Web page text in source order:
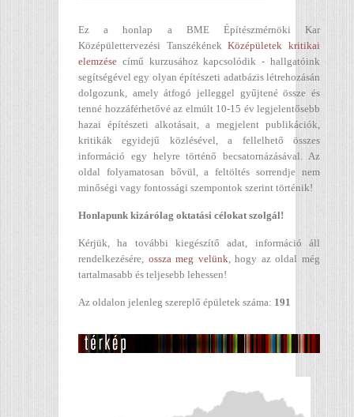
Ez a honlap a BME Építészmérnöki Kar
Középülettervezési TanszékénekKözépületek kritikai
elemzése című kurzusához kapcsolódik - hallgatóink
segítségével egy olyan építészeti adatbázis létrehozásán
dolgozunk, amely átfogó jelleggel gyűjtené össze és
tenné hozzáférhetővé az elmúlt 10-15 év legjelentősebb
hazai építészeti alkotásait, a megjelent publikációk,
kritikák egyidejű közlésével, a fellelhető összes
információ egy helyre történő becsatornázásával. Az
oldal folyamatosan bővül, a feltöltés sorrendje nem
minőségi vagy fontossági szempontok szerint történik!
Honlapunk kizárólag oktatási célokat szolgál!
Kérjük, ha további kiegészítő adat, információ áll
rendelkezésére, ossza meg velünk, hogy az oldal még
tartalmasabb és teljesebb lehessen!
Az oldalon jelenleg szereplő épületek száma: 191